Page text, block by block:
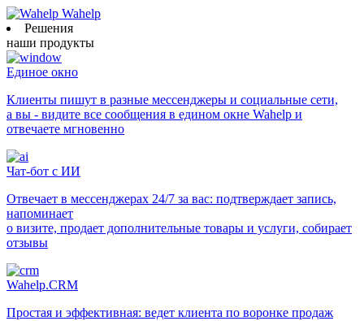
Wahelp
Решения
наши продукты
Единое окно
Клиенты пишут в разные мессенджеры и социальные сети,
а вы - видите все сообщения в едином окне Wahelp и
отвечаете мгновенно
Чат-бот с ИИ
Отвечает в мессенджерах 24/7 за вас: подтверждает запись,
напоминает
о визите, продает дополнительные товары и услуги, собирает
отзывы
Wahelp.CRM
Простая и эффективная: ведет клиента по воронке продаж